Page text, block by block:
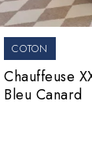
COTON
Chauffeuse
Bleu Canard